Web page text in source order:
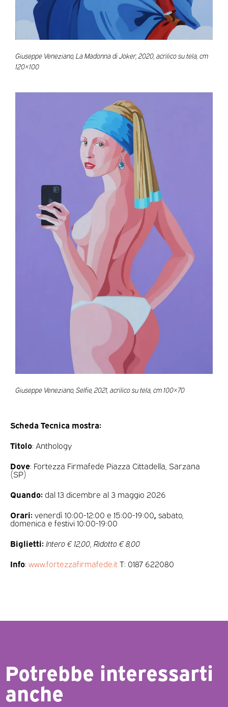
Giuseppe Veneziano, La Madonna di Joker, 2020, acrilico su tela, cm
120×100
Giuseppe Veneziano, Selfie, 2021, acrilico su tela, cm 100×70
Scheda Tecnica mostra:
Titolo: Anthology
Dove: Fortezza Firmafede Piazza Cittadella, Sarzana
(SP)
Quando: dal 13 dicembre al 3 maggio 2026
Orari: venerdì 10:00-12:00 e 15:00-19:00, sabato,
domenica e festivi 10:00-19:00
Biglietti: Intero € 12,00, Ridotto € 8,00
Info: www.fortezzafirmafede.itT: 0187 622080
Potrebbe interessarti
anche